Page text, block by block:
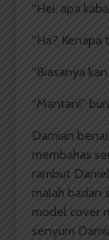
“Hei, apa
“Ha?
“Biasanya
“Mantan!”
Damian
membahas
rambut
malah badan
model cover
senyum